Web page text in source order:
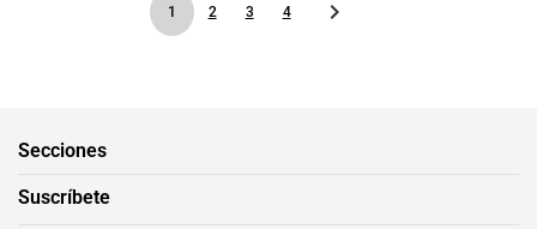
1 2 3 4
Secciones
Suscríbete